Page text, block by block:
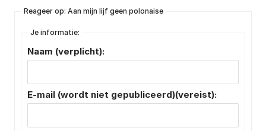
Reageer op: Aan mijn lijf geen polonaise
Je informatie:
Naam (verplicht):
E-mail (wordt niet gepubliceerd)(vereist):